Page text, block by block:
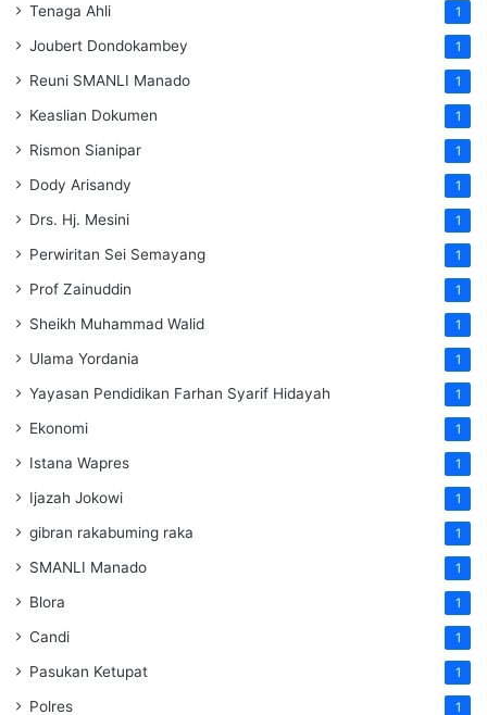
Tenaga Ahli 1
Joubert Dondokambey 1
Reuni SMANLI Manado 1
Keaslian Dokumen 1
Rismon Sianipar 1
Dody Arisandy 1
Drs. Hj. Mesini 1
Perwiritan Sei Semayang 1
Prof Zainuddin 1
Sheikh Muhammad Walid 1
Ulama Yordania 1
Yayasan Pendidikan Farhan Syarif Hidayah 1
Ekonomi 1
Istana Wapres 1
Ijazah Jokowi 1
gibran rakabuming raka 1
SMANLI Manado 1
Blora 1
Candi 1
Pasukan Ketupat 1
Polres 1